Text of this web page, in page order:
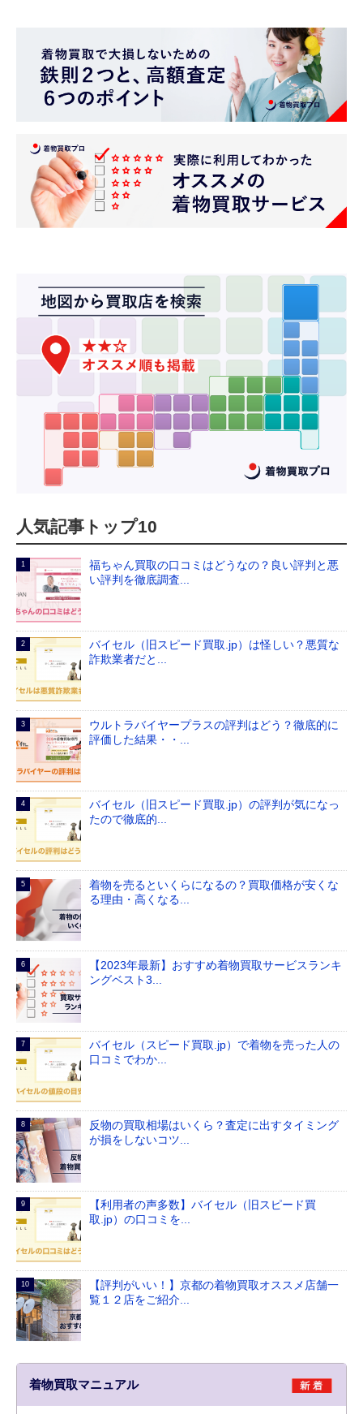
人気記事トップ10
福ちゃん買取の口コミはどうなの？良い評判と悪
い評判を徹底調査...
バイセル（旧スピード買取.jp）は怪しい？悪質な
詐欺業者だと...
ウルトラバイヤープラスの評判はどう？徹底的に
評価した結果・・...
バイセル（旧スピード買取.jp）の評判が気になっ
たので徹底的...
着物を売るといくらになるの？買取価格が安くな
る理由・高くなる...
【2023年最新】おすすめ着物買取サービスランキ
ングベスト3...
バイセル（スピード買取.jp）で着物を売った人の
口コミでわか...
反物の買取相場はいくら？査定に出すタイミング
が損をしないコツ...
【利用者の声多数】バイセル（旧スピード買
取.jp）の口コミを...
【評判がいい！】京都の着物買取オススメ店舗一
覧１２店をご紹介...
着物買取マニュアル